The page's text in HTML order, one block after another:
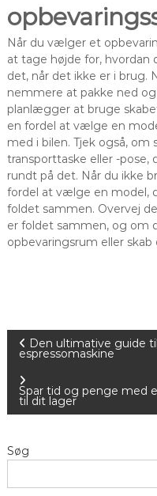
Når du vælger et
at tage højde for, hvordan
det, når det ikke er i brug.
nemmere at pakke ned
planlægger at bruge
en fordel at vælge en
med i bilen. Tjek også,
transporttaske eller -
rundt på det. Når du ikke
fordel at vælge en model,
foldet sammen. Overvej
er foldet sammen, og om
opbevaringsrum eller
n
d
l
æ
Den ultimative guide
espressomaskine
Spar tid og penge med
til dit lager
Søg